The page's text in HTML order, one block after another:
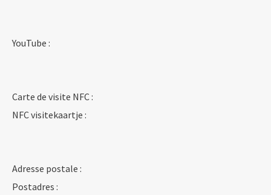
YouTube :
Carte de visite NFC :
NFC visitekaartje :
Adresse postale :
Postadres :